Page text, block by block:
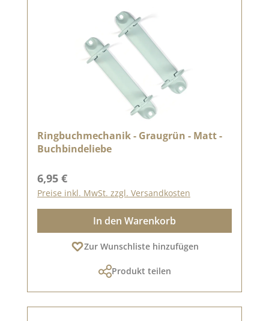
Ringbuchmechanik - Graugrün - Matt -
Buchbindeliebe
Regulärer Preis:
6,95 €
Preise inkl. MwSt. zzgl. Versandkosten
In den Warenkorb
Zur Wunschliste hinzufügen
Produkt teilen